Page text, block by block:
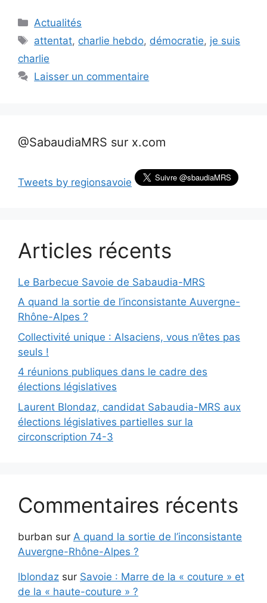
Catégories
Actualités
Étiquettes
attentat, charlie hebdo, démocratie, je suis
charlie
Laisser un commentaire
@SabaudiaMRS sur x.com
Tweets by regionsavoie
Articles récents
Le Barbecue Savoie de Sabaudia-MRS
A quand la sortie de l’inconsistante Auvergne-
Rhône-Alpes ?
Collectivité unique : Alsaciens, vous n’êtes pas
seuls !
4 réunions publiques dans le cadre des
élections législatives
Laurent Blondaz, candidat Sabaudia-MRS aux
élections législatives partielles sur la
circonscription 74-3
Commentaires récents
burban sur A quand la sortie de l’inconsistante
Auvergne-Rhône-Alpes ?
lblondaz sur Savoie : Marre de la « couture » et
de la « haute-couture » ?